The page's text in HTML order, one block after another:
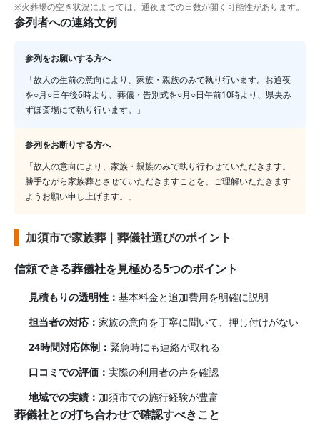
※火葬場の空き状況によっては、通夜までの日数が開く可能性があります。
参列者への連絡文例
参列をお願いする方へ
「故人の生前の意向により、家族・親族のみで執り行います。お通夜
を○月○日午後6時より、葬儀・告別式を○月○日午前10時より、 県央み
ずほ斎場にて執り行います。」
参列をお断りする方へ
「故人の意向により、家族・親族のみで執り行わせていただきます。
勝手ながら家族葬とさせていただきますことを、ご理解いただきます
ようお願い申し上げます。」
加須市で家族葬｜葬儀社選びのポイント
信頼できる葬儀社を見極める5つのポイント
見積もりの透明性： 基本料金と追加費用を明確に説明
担当者の対応： 家族の意向を丁寧に聞いて、押し付けがない
24時間対応体制： 緊急時にも連絡が取れる
口コミでの評価： 実際の利用者の声を確認
地域での実績： 加須市での施行経験が豊富
葬儀社との打ち合わせで確認すべきこと